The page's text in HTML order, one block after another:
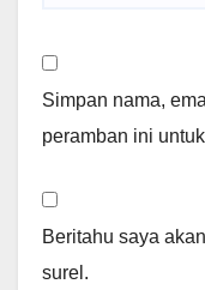
Simpan nama,
peramban ini
Beritahu saya
surel.